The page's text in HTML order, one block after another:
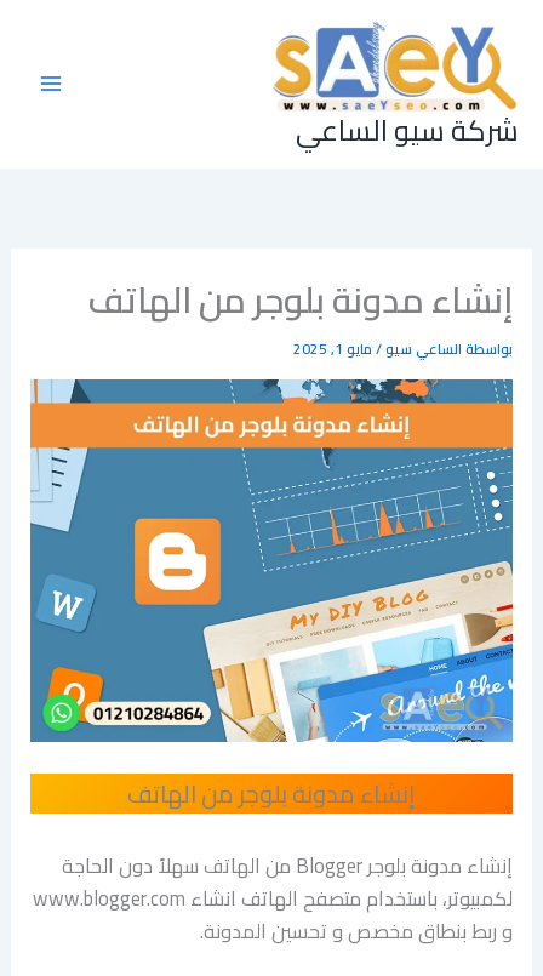
المحتوى
شركة سيو الساعي
إنشاء مدونة بلوجر من الهاتف
بواسطةالساعي سيو/مايو 1, 2025
إنشاء مدونة بلوجر من الهاتف
إنشاء مدونة بلوجر Blogger من الهاتف سهلاً دون الحاجة
لكمبيوتر، باستخدام متصفح الهاتف انشاء www.blogger.com
و ربط بنطاق مخصص و تحسين المدونة.